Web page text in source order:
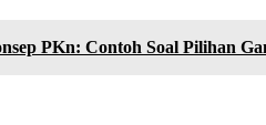
PKn: Contoh Soal Pilihan